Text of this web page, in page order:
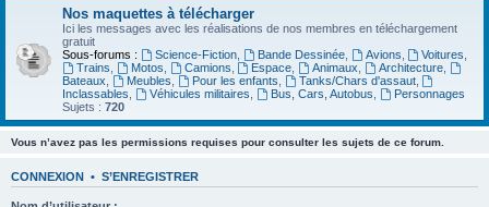
Nos maquettes à télécharger
Ici les messages avec les réalisations de nos membres en téléchargement
gratuit
Sous-forums :
Science-Fiction, Bande Dessinée, Avions Voitures
Trains
Motos Camions Espace Animaux Architecture
Bateaux
Meubles Pour les enfants Tanks/Chars d'assaut,
Inclassables
Véhicules militaires Bus, Cars, Autobus
Personnages
Sujets : 720
Vous n’avez pas les permissions requises pour consulter les sujets de ce forum.
CONNEXION • S’ENREGISTRER